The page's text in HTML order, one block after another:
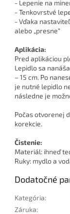
- Lepenie na
- Tenkovrstvé
- Vďaka
alebo „presne“
Aplikácia:
Pred aplikáciou
Lepidlo sa
– 15 cm. Po
je nutné lepidlo
následne je
Počas otvorenej
korekcie.
Čistenie:
Materiál: ihneď
Ruky: mydlo a
Dodatočné
Kategória:
Záruka: